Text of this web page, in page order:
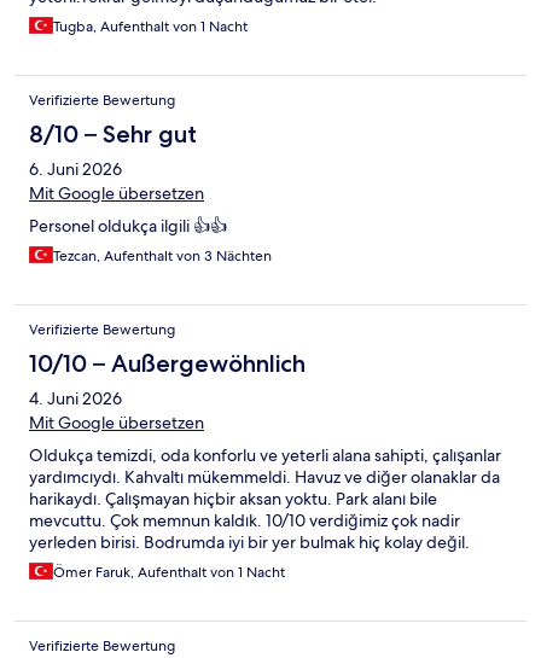
Tugba, Aufenthalt von 1 Nacht
Verifizierte Bewertung
8/10 – Sehr gut
6. Juni 2026
Mit Google übersetzen
Personel oldukça ilgili 👍👍
Tezcan, Aufenthalt von 3 Nächten
Verifizierte Bewertung
10/10 – Außergewöhnlich
4. Juni 2026
Mit Google übersetzen
Oldukça temizdi, oda konforlu ve yeterli alana sahipti, çalışanlar
yardımcıydı. Kahvaltı mükemmeldi. Havuz ve diğer olanaklar da
harikaydı. Çalışmayan hiçbir aksan yoktu. Park alanı bile
mevcuttu. Çok memnun kaldık. 10/10 verdiğimiz çok nadir
yerleden birisi. Bodrumda iyi bir yer bulmak hiç kolay değil.
Buradan çok memnun ayrıldık.
Ömer Faruk, Aufenthalt von 1 Nacht
Verifizierte Bewertung